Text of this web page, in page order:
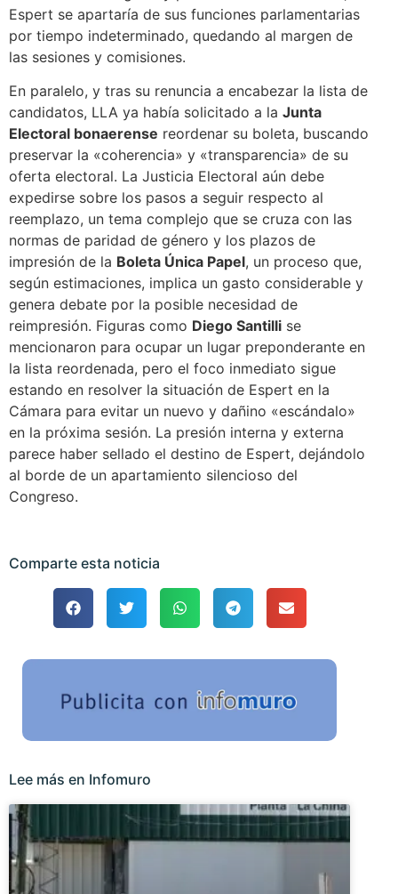
Espert se apartaría de sus funciones parlamentarias
por tiempo indeterminado, quedando al margen de
las sesiones y comisiones.
En paralelo, y tras su renuncia a encabezar la lista de
candidatos, LLA ya había solicitado a la Junta
Electoral bonaerense reordenar su boleta, buscando
preservar la «coherencia» y «transparencia» de su
oferta electoral. La Justicia Electoral aún debe
expedirse sobre los pasos a seguir respecto al
reemplazo, un tema complejo que se cruza con las
normas de paridad de género y los plazos de
impresión de la Boleta Única Papel, un proceso que,
según estimaciones, implica un gasto considerable y
genera debate por la posible necesidad de
reimpresión. Figuras como Diego Santilli se
mencionaron para ocupar un lugar preponderante en
la lista reordenada, pero el foco inmediato sigue
estando en resolver la situación de Espert en la
Cámara para evitar un nuevo y dañino «escándalo»
en la próxima sesión. La presión interna y externa
parece haber sellado el destino de Espert, dejándolo
al borde de un apartamiento silencioso del
Congreso.
Comparte esta noticia
Lee más en Infomuro